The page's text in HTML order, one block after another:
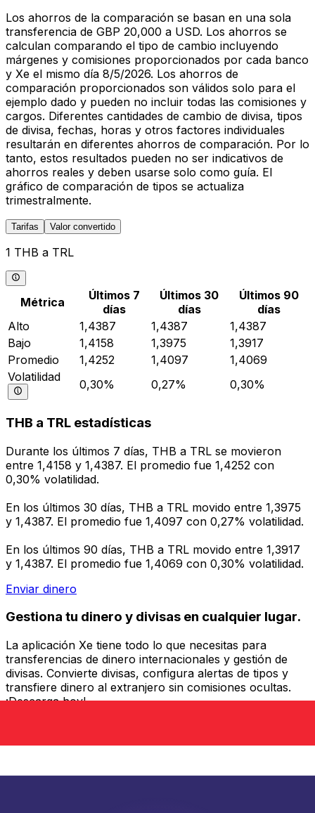
Los ahorros de la comparación se basan en una sola
transferencia de GBP 20,000 a USD. Los ahorros se
calculan comparando el tipo de cambio incluyendo
márgenes y comisiones proporcionados por cada banco
y Xe el mismo día 8/5/2026. Los ahorros de
comparación proporcionados son válidos solo para el
ejemplo dado y pueden no incluir todas las comisiones y
cargos. Diferentes cantidades de cambio de divisa, tipos
de divisa, fechas, horas y otros factores individuales
resultarán en diferentes ahorros de comparación. Por lo
tanto, estos resultados pueden no ser indicativos de
ahorros reales y deben usarse solo como guía. El
gráfico de comparación de tipos se actualiza
trimestralmente.
Tarifas Valor convertido
1 THB a TRL
Métrica
Últimos 7
días
Últimos 30
días
Últimos 90
días
Alto
1,4387 1,4387
1,4387
Bajo
1,4158 1,3975
1,3917
Promedio
1,4252 1,4097
1,4069
Volatilidad
0,30% 0,27% 0,30%
THB a TRL estadísticas
Durante los últimos 7 días, THB a TRL se movieron
entre 1,4158 y 1,4387. El promedio fue 1,4252 con
0,30% volatilidad.
En los últimos 30 días, THB a TRL movido entre 1,3975
y 1,4387. El promedio fue 1,4097 con 0,27% volatilidad.
En los últimos 90 días, THB a TRL movido entre 1,3917
y 1,4387. El promedio fue 1,4069 con 0,30% volatilidad.
Enviar dinero
Gestiona tu dinero y divisas en cualquier lugar.
La aplicación Xe tiene todo lo que necesitas para
transferencias de dinero internacionales y gestión de
divisas. Convierte divisas, configura alertas de tipos y
transfiere dinero al extranjero sin comisiones ocultas.
¡Descarga hoy!